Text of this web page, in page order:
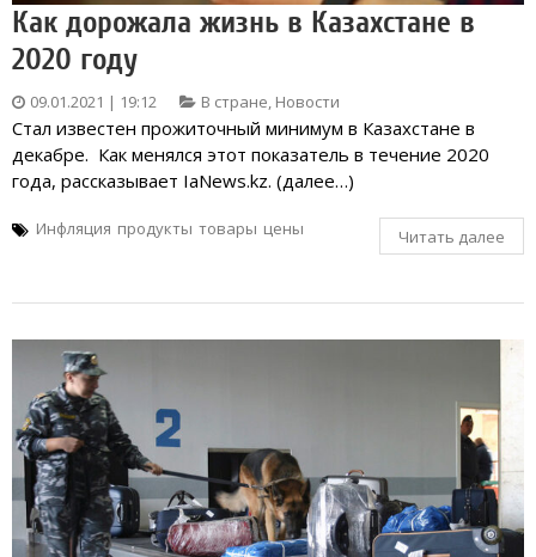
Как дорожала жизнь в Казахстане в
2020 году
09.01.2021 | 19:12 В стране, Новости
Стал известен прожиточный минимум в Казахстане в
декабре. Как менялся этот показатель в течение 2020
года, рассказывает IaNews.kz. (далее…)
Инфляция продукты товары цены Читать далее